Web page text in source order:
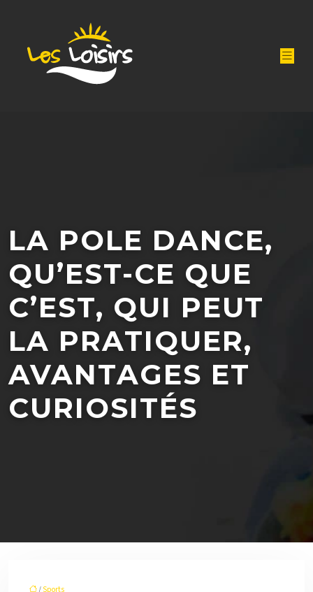
LA POLE DANCE,
QU’EST-CE QUE
C’EST, QUI PEUT
LA PRATIQUER,
AVANTAGES ET
CURIOSITÉS
/ Sports